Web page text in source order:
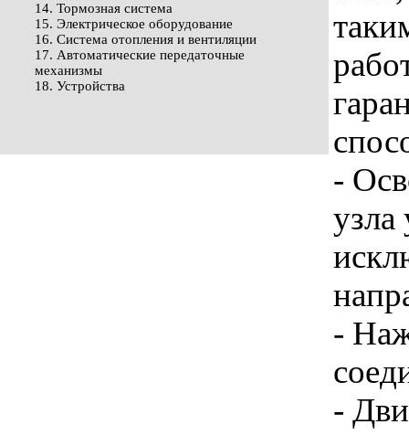
14. Тормозная система
15. Электрическое оборудование
16. Система отопления и вентиляции
17. Автоматические передаточные
механизмы
18. Устройства
-
узла
-
-